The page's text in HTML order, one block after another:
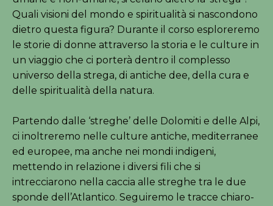
Quali visioni del mondo e spiritualità si nascondono
dietro questa figura? Durante il corso esploreremo
le storie di donne attraverso la storia e le culture in
un viaggio che ci porterà dentro il complesso
universo della strega, di antiche dee, della cura e
delle spiritualità della natura.
Partendo dalle ‘streghe’ delle Dolomiti e delle Alpi,
ci inoltreremo nelle culture antiche, mediterranee
ed europee, ma anche nei mondi indigeni,
mettendo in relazione i diversi fili che si
intrecciarono nella caccia alle streghe tra le due
sponde dell’Atlantico. Seguiremo le tracce chiaro-